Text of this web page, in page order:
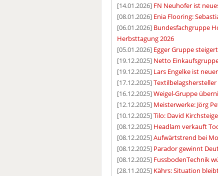
[14.01.2026] FN Neuhofer ist
[08.01.2026] Enia Flooring:
[06.01.2026] Bundesfachgruppe
Herbsttagung 2026
[05.01.2026] Egger Gruppe
[19.12.2025] Netto
[19.12.2025] Lars Engelke ist
[17.12.2025]
[16.12.2025]Weigel-Gruppe
[12.12.2025] Meisterwerke: Jörg
[10.12.2025]Tilo: David
[08.12.2025] Headlam verkauft
[08.12.2025]Aufwärtstrend bei
[08.12.2025] Parador gewinnt
[08.12.2025] FussbodenTechnik
[28.11.2025] Kährs: Situation